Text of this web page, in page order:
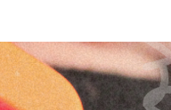
mas foi a prova
🦊 A Viagem para
​Trocar de ar e ir